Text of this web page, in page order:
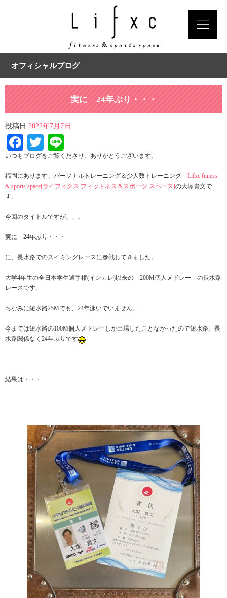
オフィシャルブログ
実に 24年ぶり・・・
投稿日 2022年7月7日
Facebook
Twitter
いつもブログをご覧くださり、ありがとうございます。
福岡にあります、パーソナルトレーニング＆少人数トレーニング Lifxc fitness
& sports space[ライフィクス フィットネス＆スポーツ スペース]の大塚貴文で
す。
今回のタイトルですが、、、
実に 24年ぶり・・・
に、長水路でのスイミングレースに参戦してきました。
大学4年生の全日本学生選手権(インカレ)以来の 200M個人メドレー の長水路
レースです。
ちなみに短水路25Mでも、24年泳いでいません。
今までは短水路の100M個人メドレーしか出場したことなかったので短水路、長
水路関係なく24年ぶりです
結果は・・・